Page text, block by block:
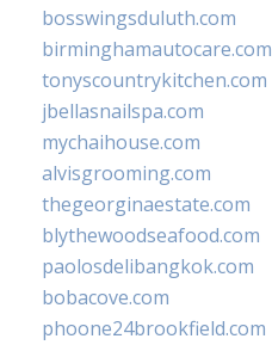
bosswingsduluth.com
birminghamautocare.com
tonyscountrykitchen.com
jbellasnailspa.com
mychaihouse.com
alvisgrooming.com
thegeorginaestate.com
blythewoodseafood.com
paolosdelibangkok.com
bobacove.com
phoone24brookfield.com